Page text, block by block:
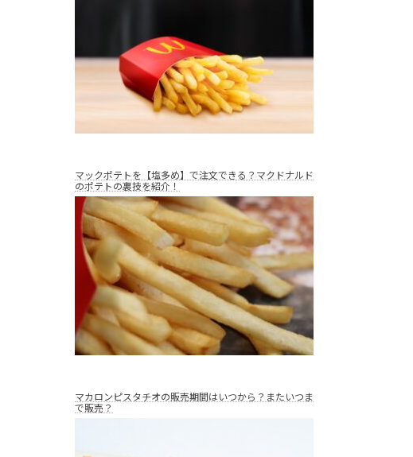
マックポテトを【塩多め】で注文できる？マクドナルド
のポテトの裏技を紹介！
マカロンピスタチオの販売期間はいつから？またいつま
で販売？